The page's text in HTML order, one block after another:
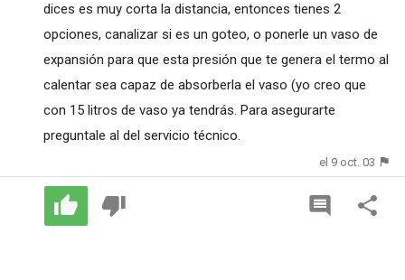
dices es muy corta la distancia, entonces tienes 2
opciones, canalizar si es un goteo, o ponerle un vaso de
expansión para que esta presión que te genera el termo al
calentar sea capaz de absorberla el vaso (yo creo que
con 15 litros de vaso ya tendrás. Para asegurarte
preguntale al del servicio técnico.
el 9 oct. 03